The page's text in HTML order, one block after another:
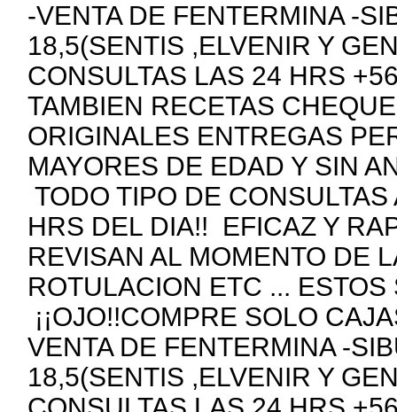
-VENTA DE FENTERMINA -
18,5(SENTIS ,ELVENIR Y
CONSULTAS LAS 24 HRS
TAMBIEN RECETAS
ORIGINALES ENTREGAS
MAYORES DE EDAD Y SIN
TODO TIPO DE
HRS DEL DIA!! EFICAZ Y
REVISAN AL MOMENTO DE
ROTULACION ETC ...
¡¡OJO!!COMPRE SOLO
VENTA DE FENTERMINA -
18,5(SENTIS ,ELVENIR Y